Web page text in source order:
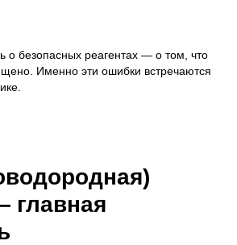
о безопасных реагентах — о том, что
Именно эти ошибки встречаются
главная